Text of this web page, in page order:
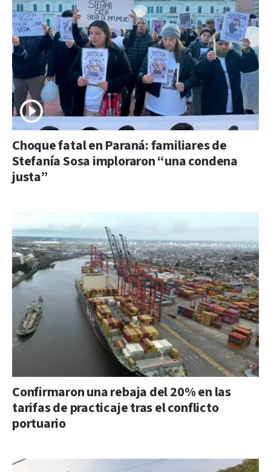
Choque fatal en Paraná: familiares de
Stefanía Sosa imploraron “una condena
justa”
Confirmaron una rebaja del 20% en las
tarifas de practicaje tras el conflicto
portuario